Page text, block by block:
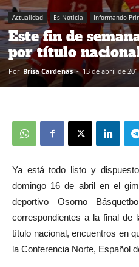
Actualidad Es Noticia Informando
Este fin de
por título
Por Brisa Cardenas - 13 de abril de
Ya está todo listo y
domingo 16 de abril en el
deportivo Osorno
correspondientes a la final de
título nacional, encuentros en
la Conferencia Norte, Español